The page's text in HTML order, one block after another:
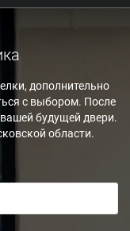
дополнительно
с выбором. После
будущей двери.
области.